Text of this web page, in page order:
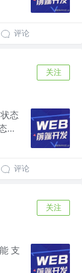
评论
关注
态
...
评论
关注
支